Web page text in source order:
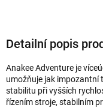
Detailní popis
Anakee Adventure je
umožňuje jak impozantní
stabilitu při vyšších
řízením stroje, stabilním